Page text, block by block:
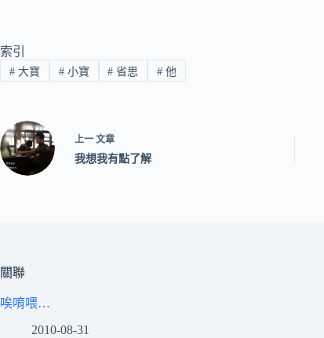
索引
#大寶 #小寶 # 省思 # 他
上一 文章
我想我有點了解
關聯
唉唷喂…
2010-08-31